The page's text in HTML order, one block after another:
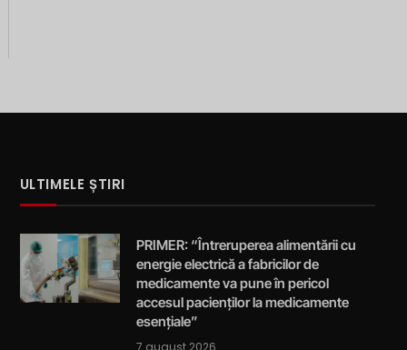
ULTIMELE ȘTIRI
PRIMER: “Întreruperea alimentării cu
energie electrică a fabricilor de
medicamente va pune în pericol
accesul pacienților la medicamente
esențiale”